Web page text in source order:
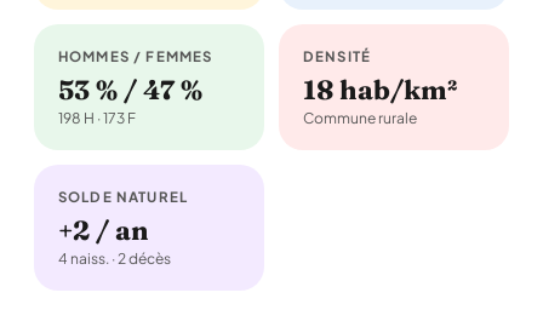
HOMMES / FEMMES
53 % / 47 %
198 H · 173 F
DENSITÉ
18 hab/km²
Commune rurale
SOLDE NATUREL
+2 / an
4 naiss. · 2 décès